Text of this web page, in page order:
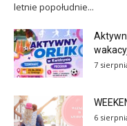
letnie popołudnie...
7
6